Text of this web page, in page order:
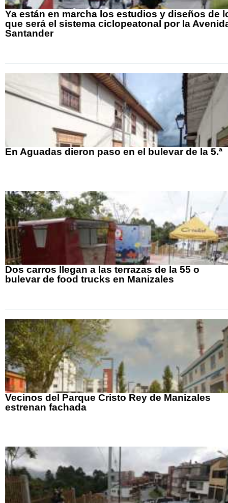
Ya están en marcha los estudios y diseños de
que será el sistema ciclopeatonal por la
Santander
En Aguadas dieron paso en el bulevar de la 5.ª
Dos carros llegan a las terrazas de la 55 o
bulevar de food trucks en Manizales
Vecinos del Parque Cristo Rey de Manizales
estrenan fachada